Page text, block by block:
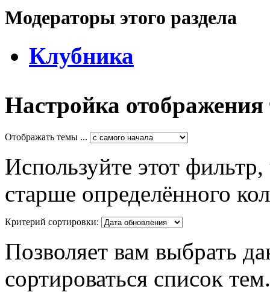
Модераторы этого раздела
Клубника
Настройка отображения
Отображать темы ...
Используйте этот
старше определённого
Критерий сортировки:
Позволяет вам выбрать
сортироваться список тем.